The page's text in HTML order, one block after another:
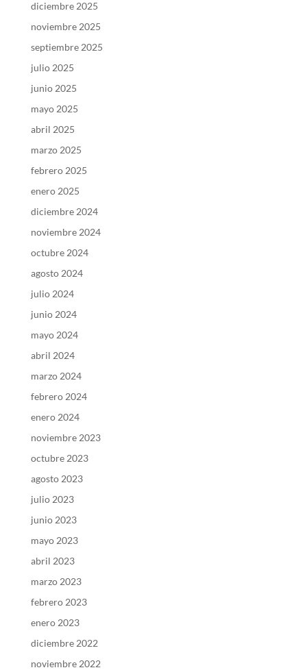
diciembre 2025
noviembre 2025
septiembre 2025
julio 2025
junio 2025
mayo 2025
abril 2025
marzo 2025
febrero 2025
enero 2025
diciembre 2024
noviembre 2024
octubre 2024
agosto 2024
julio 2024
junio 2024
mayo 2024
abril 2024
marzo 2024
febrero 2024
enero 2024
noviembre 2023
octubre 2023
agosto 2023
julio 2023
junio 2023
mayo 2023
abril 2023
marzo 2023
febrero 2023
enero 2023
diciembre 2022
noviembre 2022